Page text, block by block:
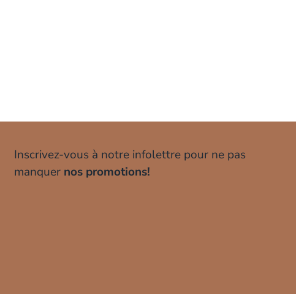
Inscrivez-vous à notre infolettre pour ne pas
manquer nos promotions!